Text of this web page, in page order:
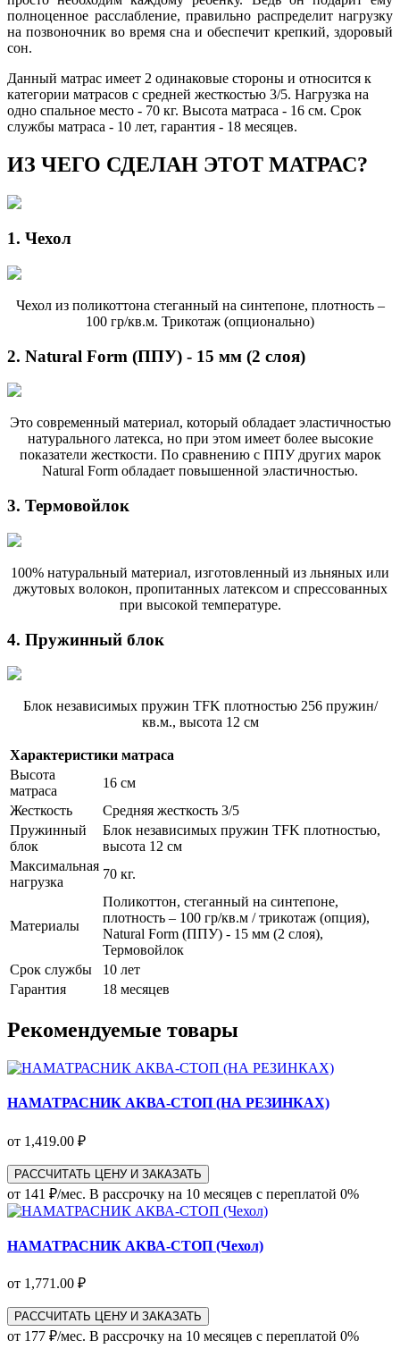
полноценное расслабление, правильно распределит нагрузку
на позвоночник во время сна и обеспечит крепкий, здоровый
сон.
Данный матрас имеет 2 одинаковые стороны и относится к
категории матрасов с средней жесткостью 3/5. Нагрузка на
одно спальное место - 70 кг. Высота матраса - 16 см. Срок
службы матраса - 10 лет, гарантия - 18 месяцев.
ИЗ ЧЕГО СДЕЛАН ЭТОТ МАТРАС?
1. Чехол
Чехол из поликоттона стеганный на синтепоне, плотность –
100 гр/кв.м. Трикотаж (опционально)
2. Natural Form (ППУ) - 15 мм (2 слоя)
Это современный материал, который обладает эластичностью
натурального латекса, но при этом имеет более высокие
показатели жесткости. По сравнению с ППУ других марок
Natural Form обладает повышенной эластичностью.
3. Термовойлок
100% натуральный материал, изготовленный из льняных или
джутовых волокон, пропитанных латексом и спрессованных
при высокой температуре.
4. Пружинный блок
Блок независимых пружин TFK плотностью 256 пружин/
кв.м., высота 12 см
Характеристики матраса
Высота
матраса
16 см
Жесткость
Средняя жесткость 3/5
Пружинный
блок
Блок независимых пружин TFK плотностью,
высота 12 см
Максимальная
нагрузка
70 кг.
Материалы
Поликоттон, стеганный на синтепоне,
плотность – 100 гр/кв.м / трикотаж (опция),
Natural Form (ППУ) - 15 мм (2 слоя),
Термовойлок
Срок службы
10 лет
Гарантия
18 месяцев
Рекомендуемые товары
НАМАТРАСНИК АКВА-СТОП (НА РЕЗИНКАХ)
от 1,419.00 ₽
РАССЧИТАТЬ ЦЕНУ И ЗАКАЗАТЬ
от 141 ₽/мес. В рассрочку на 10 месяцев с переплатой 0%
НАМАТРАСНИК АКВА-СТОП (Чехол)
от 1,771.00 ₽
РАССЧИТАТЬ ЦЕНУ И ЗАКАЗАТЬ
от 177 ₽/мес. В рассрочку на 10 месяцев с переплатой 0%